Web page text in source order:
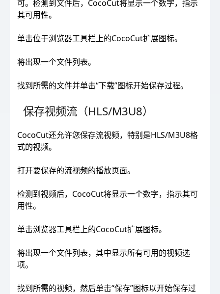
可。检测到文件后，CocoCut将显示一个数字，指示
其可用性。
单击位于浏览器工具栏上的CocoCut扩展图标。
将出现一个文件列表。
找到所需的文件并单击“下载”图标开始保存过程。
保存视频流（HLS/M3U8）
CocoCut还允许您保存流视频，特别是HLS/M3U8格
式的视频。
打开要保存的流视频的播放页面。
检测到视频后，CocoCut将显示一个数字，指示其可
用性。
单击浏览器工具栏上的CocoCut扩展图标。
将出现一个文件列表，其中显示所有可用的视频选
项。
找到所需的视频，然后单击“保存”图标以开始保存过